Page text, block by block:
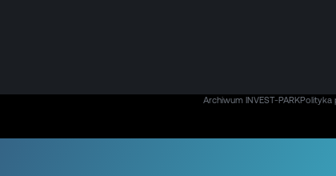
Archiwum INVEST-PARKPolityka